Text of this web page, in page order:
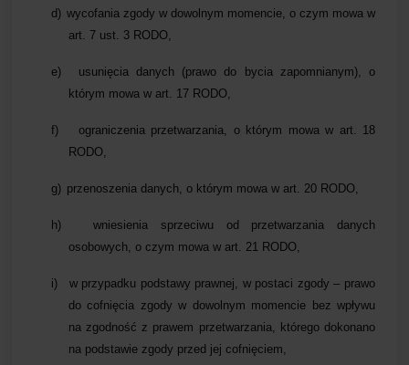
d) wycofania zgody w dowolnym momencie, o czym mowa w
art. 7 ust. 3 RODO,
e)
usunięcia danych (prawo do bycia zapomnianym), o
którym mowa w art. 17 RODO,
f)
ograniczenia przetwarzania, o którym mowa w art. 18
RODO,
g) przenoszenia danych, o którym mowa w art. 20 RODO,
h)
wniesienia sprzeciwu od przetwarzania danych
osobowych, o czym mowa w art. 21 RODO,
i)
w przypadku podstawy prawnej, w postaci zgody – prawo
do cofnięcia zgody w dowolnym momencie bez wpływu
na zgodność z prawem przetwarzania, którego dokonano
na podstawie zgody przed jej cofnięciem,